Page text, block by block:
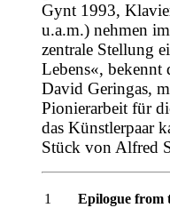
Gynt 1993,
u.a.m.) nehmen
zentrale Stellung
Lebens«, bekennt
David Geringas,
Pionierarbeit für
das Künstlerpaar
Stück von Alfred
1
Epilogue from